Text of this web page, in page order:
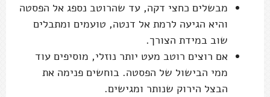
מבשלים כחצי דקה, עד שהרוטב נספג אל הפסטה
והיא הגיעה לרמת אל דנטה, טועמים ומתבלים
שוב במידת הצורך.
אם רוצים רוטב מעט יותר נוזלי, מוסיפים עוד
ממי הבישול של הפסטה. בוחשים פנימה את
הבצל הירוק שנותר ומגישים.